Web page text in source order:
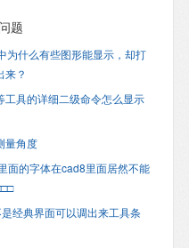
题
为什么有些图形能显示，却打
来？
工具的详细二级命令怎么显示
量角度
面的字体在cad8里面居然不能
经典界面可以调出来工具条